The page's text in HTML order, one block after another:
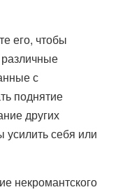
его, чтобы
с
поднятие
других
усилить себя или
некромантского